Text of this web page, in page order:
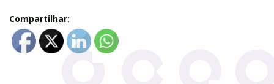
Compartilhar: